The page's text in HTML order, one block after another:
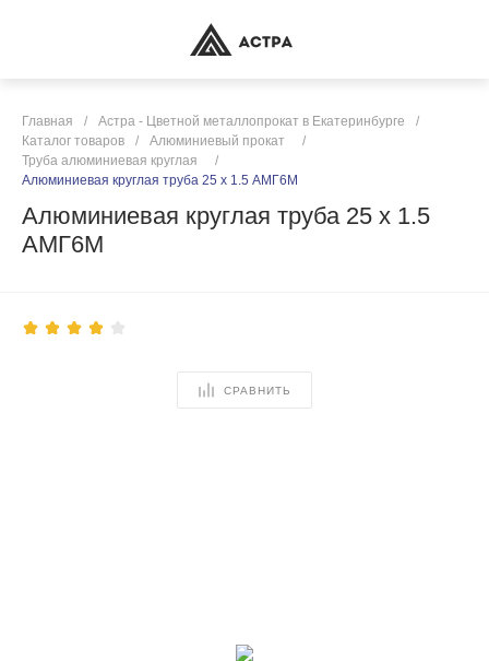
Главная / Астра - Цветной металлопрокат в Екатеринбурге
/
Каталог товаров
/ Алюминиевый прокат
/
Труба алюминиевая круглая
/
Алюминиевая круглая труба 25 х 1.5 АМГ6М
Алюминиевая круглая труба 25 х 1.5
АМГ6М
СРАВНИТЬ